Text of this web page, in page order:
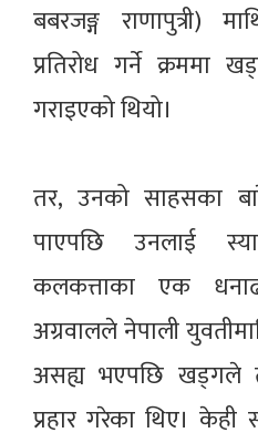
बबरजङ्ग राणापुत्री)
प्रतिरोध गर्ने क्रममा
गराइएको थियो।
तर, उनको साहसका
पाएपछि उनलाई
कलकत्ताका एक
अग्रवालले नेपाली
असह्य भएपछि खड्गले
प्रहार गरेका थिए।